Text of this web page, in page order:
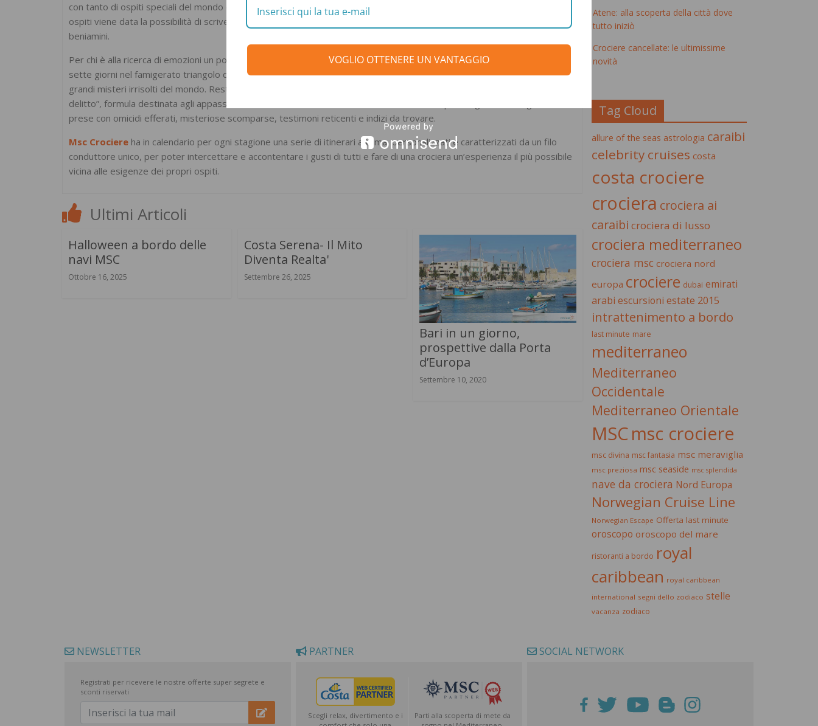
con tanto di ospiti speciali del mondo della fiction televisiva specialmente americana. La particolarità è nel fatto che agli
ospiti viene data la possibilità di scrivere un vero e proprio copione di una soap e di metterlo in scena insieme ai propri
beniamini.
Per chi è alla ricerca di emozioni un po’ più forti, infine, una
“edu-cruise”che parte da New York conduce gli ospiti per
sette giorni nel famigerato triangolo delle Bermuda con l’intento di cercare di carpire i segreti e le verità di uno dei più
grandi misteri irrisolti del mondo. Restando a casa nostra, invece, c’è chi ha pensato di realizzare una “crociera con
delitto”, formula destinata agli appassionati di thriller che ha riscosso notevole successo: quattro giorni di navigazione alle
prese con omicidi efferati, misteriose scomparse, testimoni reticenti e indizi da trovare.
Msc Crociere ha in calendario per ogni stagione una serie di itinerari a tema, personalizzati e caratterizzati da un filo
conduttore unico, per poter intercettare e accontentare i gusti di tutti e fare di una crociera un’esperienza il più possibile
vicina alle esigenze dei propri ospiti.
Ultimi Articoli
Halloween a bordo delle
navi MSC
Ottobre 16, 2025
Costa Serena- Il Mito
Diventa Realta'
Settembre 26, 2025
Bari in un giorno,
prospettive dalla Porta
d’Europa
Settembre 10, 2020
Atene: alla scoperta della città dove
tutto iniziò
Crociere cancellate: le ultimissime
novità
Tag Cloud
allure of the seas astrologia caraibi
celebrity cruises costa
costa crociere
crociera crociera ai
caraibi crociera di lusso
crociera mediterraneo
crociera msc crociera nord
europa crociere dubai emirati
arabi escursioni estate 2015
intrattenimento a bordo
last minute mare
mediterraneo
Mediterraneo
Occidentale
Mediterraneo Orientale
MSCmsc crociere
msc divina msc fantasia msc meraviglia
msc preziosa msc seaside msc splendida
nave da crociera Nord Europa
Norwegian Cruise Line
Norwegian Escape Offerta last minute
oroscopo oroscopo del mare
ristoranti a bordo royal
caribbean royal caribbean
international segni dello zodiaco stelle
vacanza zodiaco
NEWSLETTER
Registrati per ricevere le nostre offerte super segrete e
sconti riservati
PARTNER
Scegli relax, divertimento e i
Parti alla scoperta di mete da
SOCIAL NETWORK
VOGLIO OTTENERE UN VANTAGGIO